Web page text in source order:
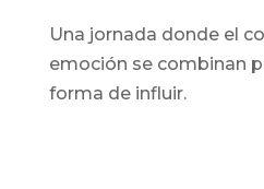
Una jornada donde el
emoción se combinan
forma de influir.